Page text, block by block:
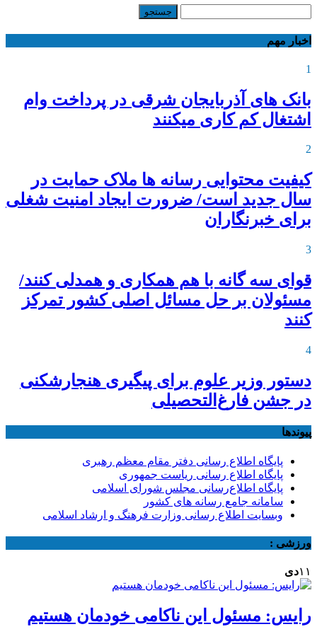
اخبار مهم
1
بانک های آذربایجان شرقی در پرداخت وام
اشتغال کم کاری میکنند
2
کیفیت محتوایی رسانه ها ملاک حمایت در
سال جدید است/ ضرورت ایجاد امنیت شغلی
برای خبرنگاران
3
قوای سه گانه با هم همکاری و همدلی کنند/
مسئولان بر حل مسائل اصلی کشور تمرکز
کنند
4
دستور وزیر علوم برای پیگیری هنجارشکنی
در جشن فارغ‌التحصیلی
پیوندها
پایگاه اطلاع رسانی دفتر مقام معظم رهبری
پایگاه اطلاع رسانی ریاست جمهوری
پایگاه اطلاع‌رسانی مجلس شورای اسلامی
سامانه جامع رسانه های کشور
وبسایت اطلاع رسانی وزارت فرهنگ و ارشاد اسلامی
ورزشی :
۱۱دی
رایس: مسئول این ناکامی خودمان هستیم